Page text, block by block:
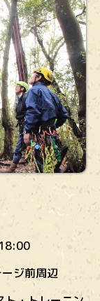
ジ前周辺